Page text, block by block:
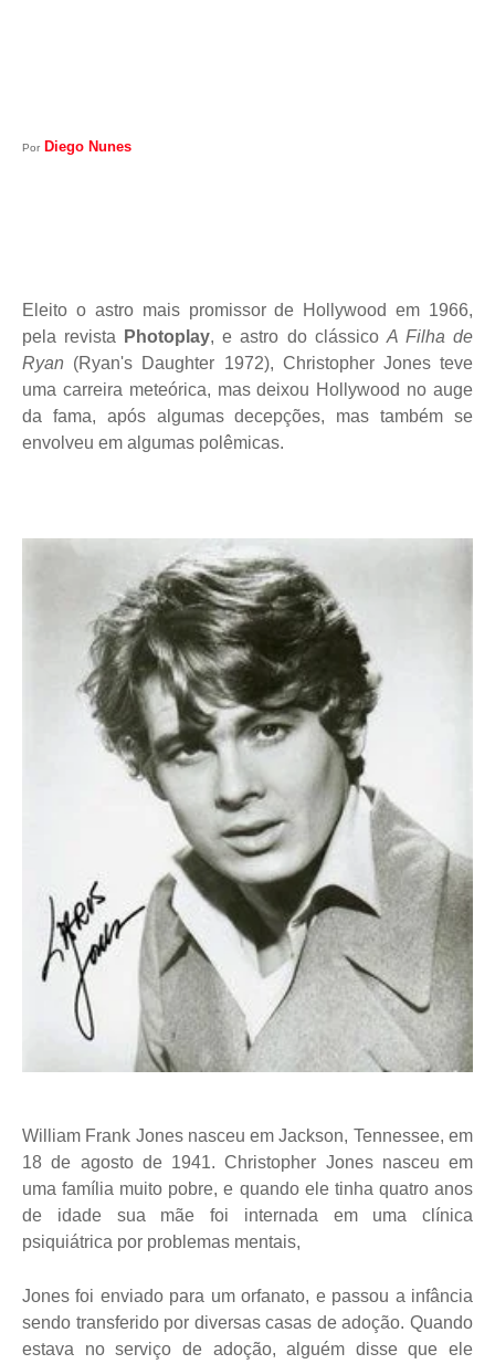
Por Diego Nunes
Eleito o astro mais promissor de Hollywood em 1966,
pela revista
Photoplay, e astro do clássico A Filha de
Ryan (Ryan's Daughter 1972), Christopher Jones teve
uma carreira meteórica, mas deixou Hollywood no auge
da fama, após algumas decepções, mas também se
envolveu em algumas polêmicas.
William Frank Jones nasceu em Jackson, Tennessee, em
18 de agosto de 1941. Christopher Jones nasceu em
uma família muito pobre, e quando ele tinha quatro anos
de idade sua mãe foi internada em uma clínica
psiquiátrica por problemas mentais,
Jones foi enviado para um orfanato, e passou a infância
sendo transferido por diversas casas de adoção. Quando
estava no serviço de adoção, alguém disse que ele